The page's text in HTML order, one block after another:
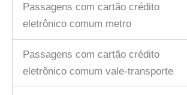
Passagens com cartão crédito
eletrônico comum metro
Passagens com cartão crédito
eletrônico comum vale-transporte